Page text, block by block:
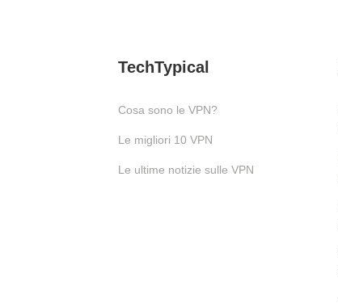
TechTypical
Cosa sono le VPN?
Le migliori 10 VPN
Le ultime notizie sulle VPN